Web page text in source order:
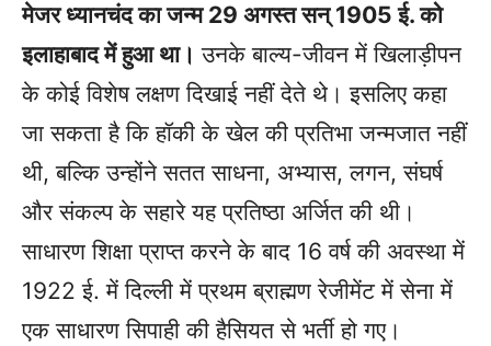
मेजर ध्यानचंद का जन्म 29 अगस्त सन्‌ 1905 ई. को
इलाहाबाद में हुआ था। उनके बाल्य-जीवन में खिलाड़ीपन
के कोई विशेष लक्षण दिखाई नहीं देते थे। इसलिए कहा
जा सकता है कि हॉकी के खेल की प्रतिभा जन्मजात नहीं
थी, बल्कि उन्होंने सतत साधना, अभ्यास, लगन, संघर्ष
और संकल्प के सहारे यह प्रतिष्ठा अर्जित की थी।
साधारण शिक्षा प्राप्त करने के बाद 16 वर्ष की अवस्था में
1922 ई. में दिल्ली में प्रथम ब्राह्मण रेजीमेंट में सेना में
एक साधारण सिपाही की हैसियत से भर्ती हो गए।